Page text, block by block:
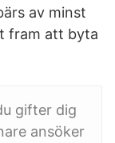
av minst
fram att byta
gifter dig
ansöker